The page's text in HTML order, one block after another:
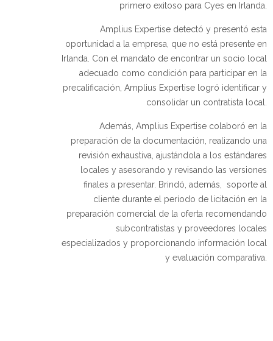
primero exitoso para Cyes en Irlanda.
Amplius Expertise detectó y presentó esta
oportunidad a la empresa, que no está presente en
Irlanda. Con el mandato de encontrar un socio local
adecuado como condición para participar en la
precalificación, Amplius Expertise logró identificar y
consolidar un contratista local.
Además, Amplius Expertise colaboró en la
preparación de la documentación, realizando una
revisión exhaustiva, ajustándola a los estándares
locales y asesorando y revisando las versiones
finales a presentar. Brindó, además, soporte al
cliente durante el período de licitación en la
preparación comercial de la oferta recomendando
subcontratistas y proveedores locales
especializados y proporcionando información local
y evaluación comparativa.